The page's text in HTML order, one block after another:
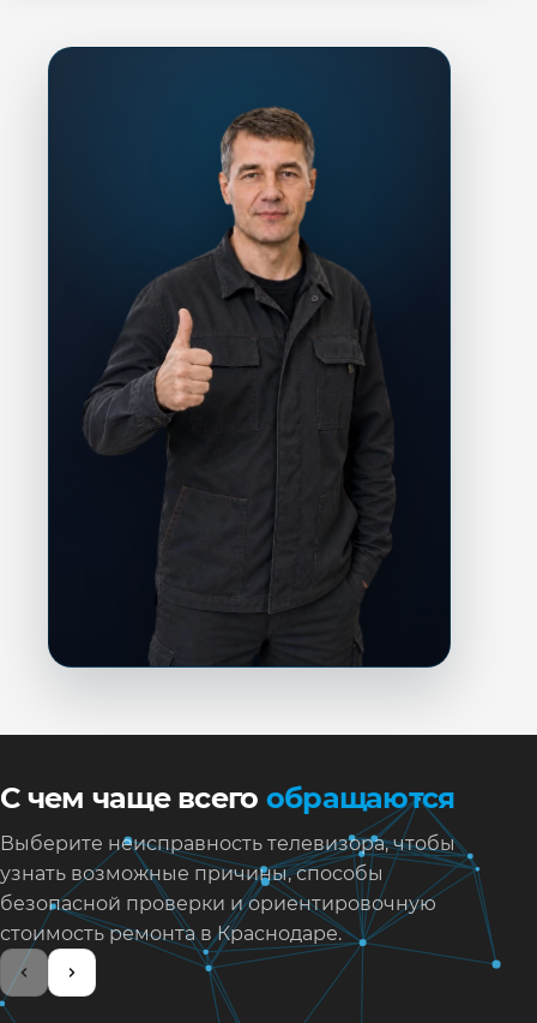
С чем чаще всего обращаются
Выберите неисправность телевизора, чтобы
узнать возможные причины, способы
безопасной проверки и ориентировочную
стоимость ремонта в Краснодаре.